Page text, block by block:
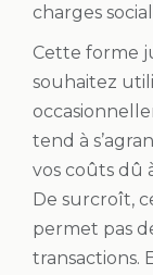
charges
Cette forme
souhaitez
tend à
vos coûts dû
De surcroît,
permet pas
transactions.